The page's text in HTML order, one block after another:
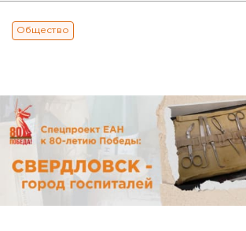
Общество